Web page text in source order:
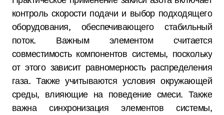
контроль скорости подачи и выбор подходящего
оборудования, обеспечивающего стабильный
поток. Важным элементом считается
совместимость компонентов системы, поскольку
от этого зависит равномерность распределения
газа. Также учитываются условия окружающей
среды, влияющие на поведение смеси. Также
важна синхронизация элементов системы,